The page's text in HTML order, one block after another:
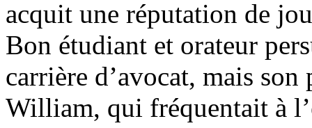
acquit une réputation de
Bon étudiant et orateur
carrière d’avocat, mais
William, qui fréquentait à